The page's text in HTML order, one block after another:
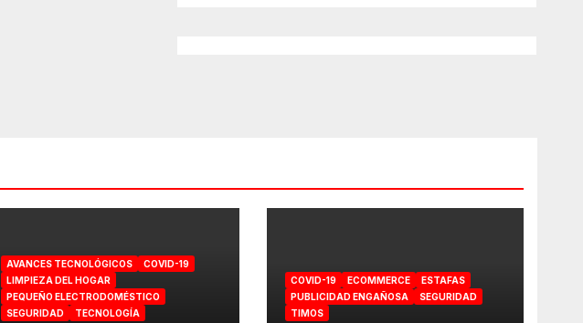
AVANCES TECNOLÓGICOS
COVID-19
LIMPIEZA DEL HOGAR
PEQUEÑO ELECTRODOMÉSTICO
SEGURIDAD
TECNOLOGÍA
COVID-19 ECOMMERCE
ESTAFAS
PUBLICIDAD ENGAÑOSA
SEGURIDAD
TIMOS